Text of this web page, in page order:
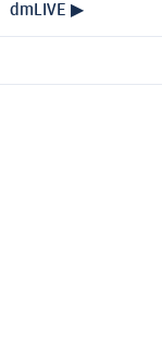
dmLIVE ▶